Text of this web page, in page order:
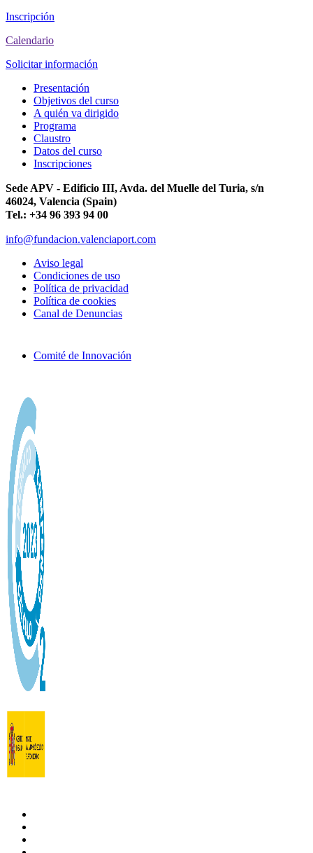
Inscripción
Calendario
Solicitar información
Presentación
Objetivos del curso
A quién va dirigido
Programa
Claustro
Datos del curso
Inscripciones
Sede APV - Edificio III, Avda. del Muelle del Turia, s/n
46024, Valencia (Spain)
Tel.: +34 96 393 94 00
info@fundacion.valenciaport.com
Aviso legal
Condiciones de uso
Política de privacidad
Política de cookies
Canal de Denuncias
Comité de Innovación